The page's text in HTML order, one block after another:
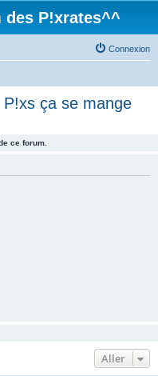
P!xrates^^
Connexion
ça se mange
ce forum.
Aller